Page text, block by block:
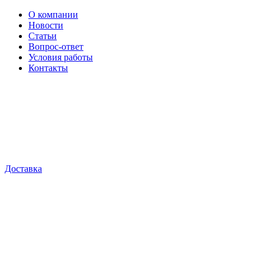
О компании
Новости
Статьи
Вопрос-ответ
Условия работы
Контакты
Доставка